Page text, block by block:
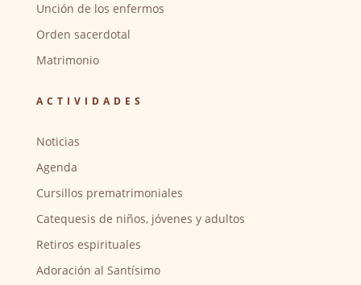
Unción de los enfermos
Orden sacerdotal
Matrimonio
ACTIVIDADES
Noticias
Agenda
Cursillos prematrimoniales
Catequesis de niños, jóvenes y adultos
Retiros espirituales
Adoración al Santísimo